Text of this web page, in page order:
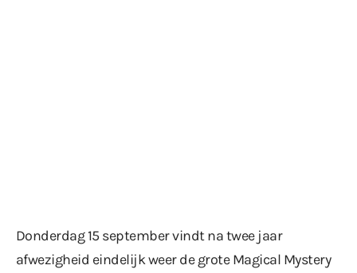
Donderdag 15 september vindt na twee jaar
afwezigheid eindelijk weer de grote Magical Mystery